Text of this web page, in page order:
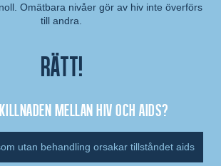
Omätbara nivåer gör av hiv inte överförs
till andra.
Rätt!
mellan hiv och aids?
utan behandling orsakar tillståndet aids